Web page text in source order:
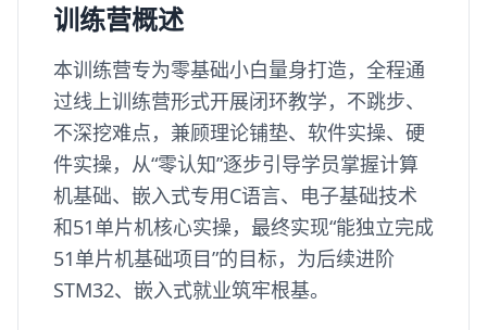
训练营概述
本训练营专为零基础小白量身打造，全程通
过线上训练营形式开展闭环教学，不跳步、
不深挖难点，兼顾理论铺垫、软件实操、硬
件实操，从“零认知”逐步引导学员掌握计算
机基础、嵌入式专用C语言、电子基础技术
和51单片机核心实操，最终实现“能独立完成
51单片机基础项目”的目标，为后续进阶
STM32、嵌入式就业筑牢根基。